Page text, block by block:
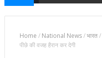
Home / National News/भारत/
पीछे की वजह हैरान कर देगी